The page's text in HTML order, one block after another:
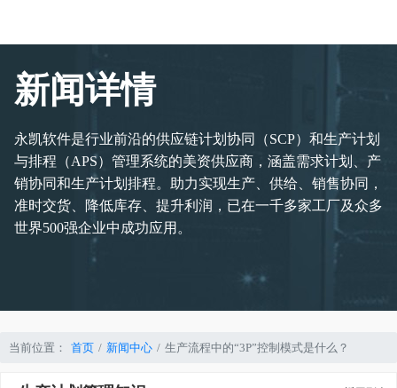
新闻详情
永凯软件是行业前沿的供应链计划协同（SCP）和生产计划
与排程（APS）管理系统的美资供应商，涵盖需求计划、产
销协同和生产计划排程。助力实现生产、供给、销售协同，
准时交货、降低库存、提升利润，已在一千多家工厂及众多
世界500强企业中成功应用。
当前位置： 首页 新闻中心 生产流程中的“3P”控制模式是什么？